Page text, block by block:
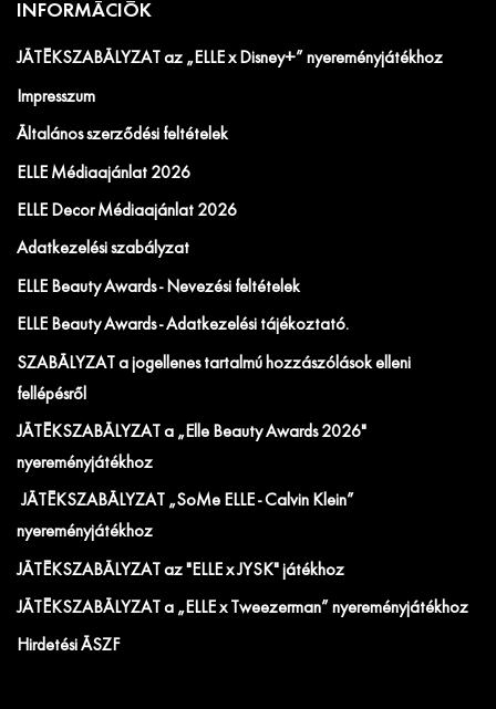
INFORMÁCIÓK
JÁTÉKSZABÁLYZAT az „ELLE x Disney+” nyereményjátékhoz
Impresszum
Általános szerződési feltételek
ELLE Médiaajánlat 2026
ELLE Decor Médiaajánlat 2026
Adatkezelési szabályzat
ELLE Beauty Awards - Nevezési feltételek
ELLE Beauty Awards - Adatkezelési tájékoztató.
SZABÁLYZAT a jogellenes tartalmú hozzászólások elleni
fellépésről
JÁTÉKSZABÁLYZAT a „Elle Beauty Awards 2026"
nyereményjátékhoz
JÁTÉKSZABÁLYZAT „SoMe ELLE - Calvin Klein”
nyereményjátékhoz
JÁTÉKSZABÁLYZAT az "ELLE x JYSK" játékhoz
JÁTÉKSZABÁLYZAT a „ELLE x Tweezerman” nyereményjátékhoz
Hirdetési ÁSZF